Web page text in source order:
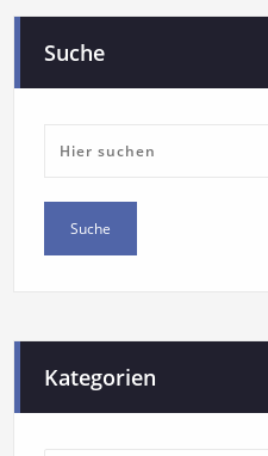
Suche
Kategorien